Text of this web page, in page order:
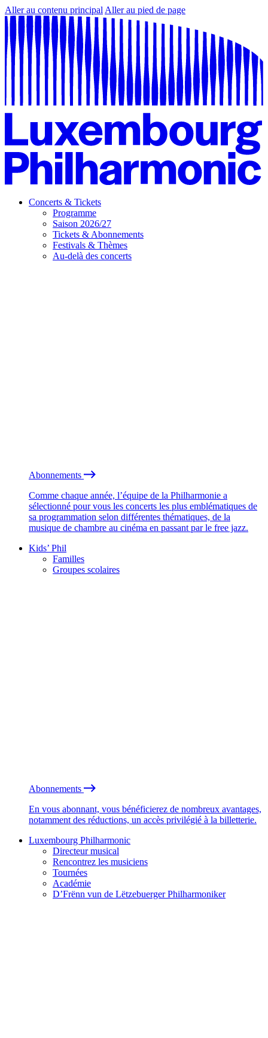
Aller au contenu principal Aller au pied de page
Concerts & Tickets
Programme
Saison 2026/27
Tickets & Abonnements
Festivals & Thèmes
Au-delà des concerts
Abonnements
Comme chaque année, l’équipe de la Philharmonie a
sélectionné pour vous les concerts les plus emblématiques de
sa programmation selon différentes thématiques, de la
musique de chambre au cinéma en passant par le free jazz.
Kids’ Phil
Familles
Groupes scolaires
Abonnements
En vous abonnant, vous bénéficierez de nombreux avantages,
notamment des réductions, un accès privilégié à la billetterie.
Luxembourg Philharmonic
Directeur musical
Rencontrez les musiciens
Tournées
Académie
D’Frënn vun de Lëtzebuerger Philharmoniker